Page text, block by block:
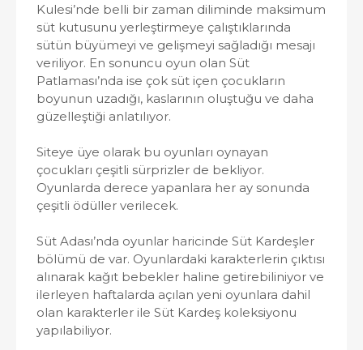
Kulesi’nde belli bir zaman diliminde maksimum
süt kutusunu yerleştirmeye çalıştıklarında
sütün büyümeyi ve gelişmeyi sağladığı mesajı
veriliyor. En sonuncu oyun olan Süt
Patlaması’nda ise çok süt içen çocukların
boyunun uzadığı, kaslarının oluştuğu ve daha
güzelleştiği anlatılıyor.
Siteye üye olarak bu oyunları oynayan
çocukları çeşitli sürprizler de bekliyor.
Oyunlarda derece yapanlara her ay sonunda
çeşitli ödüller verilecek.
Süt Adası’nda oyunlar haricinde Süt Kardeşler
bölümü de var. Oyunlardaki karakterlerin çıktısı
alınarak kağıt bebekler haline getirebiliniyor ve
ilerleyen haftalarda açılan yeni oyunlara dahil
olan karakterler ile Süt Kardeş koleksiyonu
yapılabiliyor.